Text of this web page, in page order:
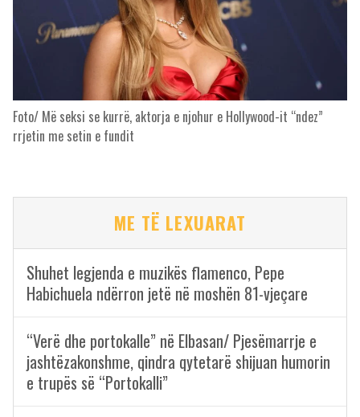
Foto/ Më seksi se kurrë, aktorja e njohur e Hollywood-it “ndez”
rrjetin me setin e fundit
ME TË LEXUARAT
Shuhet legjenda e muzikës flamenco, Pepe
Habichuela ndërron jetë në moshën 81-vjeçare
“Verë dhe portokalle” në Elbasan/ Pjesëmarrje e
jashtëzakonshme, qindra qytetarë shijuan humorin
e trupës së “Portokalli”